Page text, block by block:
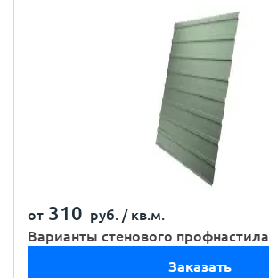
от 310 руб. / кв.м.
Варианты стенового профнастила
Заказать